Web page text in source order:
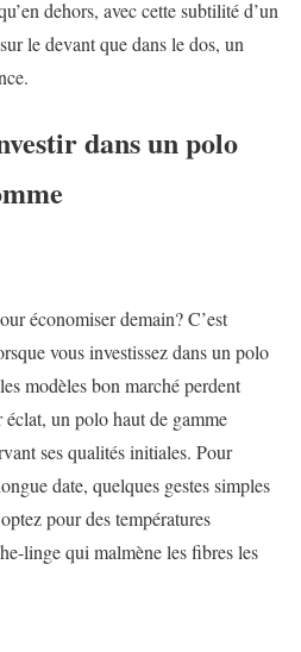
dehors, avec cette subtilité d’un
le devant que dans le dos, un
dans un polo
économiser demain? C’est
vous investissez dans un polo
modèles bon marché perdent
un polo haut de gamme
ses qualités initiales. Pour
date, quelques gestes simples
pour des températures
linge qui malmène les fibres les